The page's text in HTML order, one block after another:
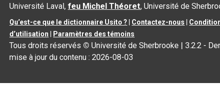
Université Laval,feu Michel Théoret, Université de
Qu’est-ce que le dictionnaire Usito ? Contactez-nous
d’utilisation
Paramètres des témoins
Tous droits réservés © Université de Sherbrooke |3.2.2 -
mise à jour du contenu :2026-08-03